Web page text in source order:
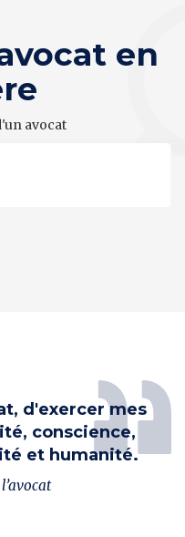
en
avocat
d'exercer mes
conscience,
et humanité.